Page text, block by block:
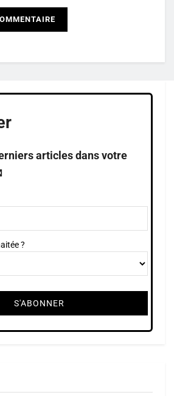
articles dans votre
?